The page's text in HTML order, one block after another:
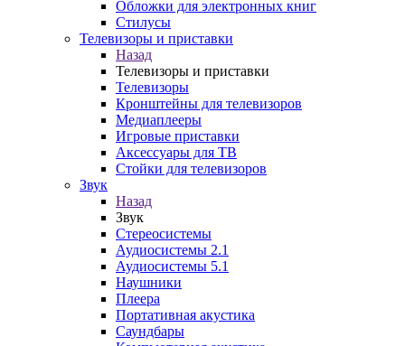
Обложки для электронных книг
Стилусы
Телевизоры и приставки
Назад
Телевизоры и приставки
Телевизоры
Кронштейны для телевизоров
Медиаплееры
Игровые приставки
Аксессуары для ТВ
Стойки для телевизоров
Звук
Назад
Звук
Стереосистемы
Аудиосистемы 2.1
Аудиосистемы 5.1
Наушники
Плеера
Портативная акустика
Саундбары